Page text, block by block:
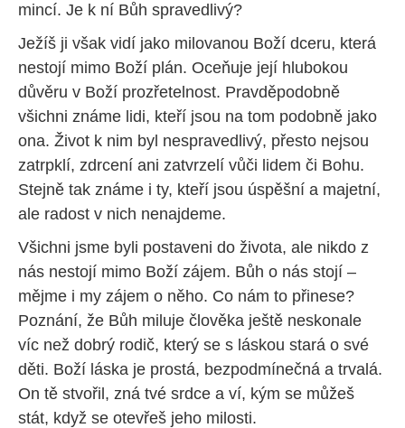
mincí. Je k ní Bůh spravedlivý?
Ježíš ji však vidí jako milovanou Boží dceru, která
nestojí mimo Boží plán. Oceňuje její hlubokou
důvěru v Boží prozřetelnost. Pravděpodobně
všichni známe lidi, kteří jsou na tom podobně jako
ona. Život k nim byl nespravedlivý, přesto nejsou
zatrpklí, zdrcení ani zatvrzelí vůči lidem či Bohu.
Stejně tak známe i ty, kteří jsou úspěšní a majetní,
ale radost v nich nenajdeme.
Všichni jsme byli postaveni do života, ale nikdo z
nás nestojí mimo Boží zájem. Bůh o nás stojí –
mějme i my zájem o něho. Co nám to přinese?
Poznání, že Bůh miluje člověka ještě neskonale
víc než dobrý rodič, který se s láskou stará o své
děti. Boží láska je prostá, bezpodmínečná a trvalá.
On tě stvořil, zná tvé srdce a ví, kým se můžeš
stát, když se otevřeš jeho milosti.